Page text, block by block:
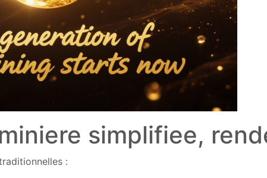
simplifiee,
: